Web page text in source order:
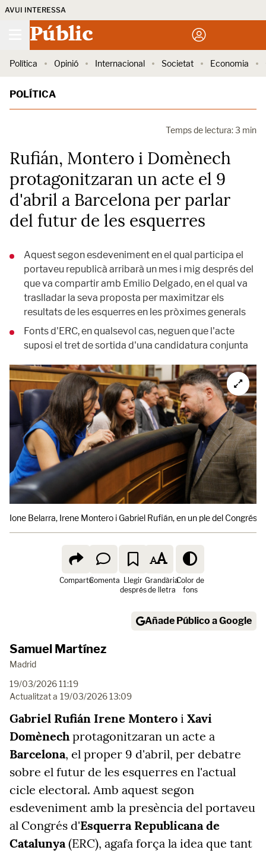
AVUI INTERESSA
Públic
Política Opinió Internacional Societat Economia
POLÍTICA
Temps de lectura: 3 min
Rufián, Montero i Domènech
protagonitzaran un acte el 9
d'abril a Barcelona per parlar
del futur de les esquerres
Aquest segon esdeveniment en el qual participa el
portaveu republicà arribarà un mes i mig després del
que va compartir amb Emilio Delgado, en el qual va
traslladar la seva proposta per maximitzar els
resultats de les esquerres en les pròximes generals
Fonts d'ERC, en qualsevol cas, neguen que l'acte
suposi el tret de sortida d'una candidatura conjunta
Ione Belarra, Irene Montero i Gabriel Rufián, en un ple del Congrés
ComparteComenta Llegir
després
Grandària
de lletra
Color de
fons
Añade Público a Google
Samuel Martínez
Madrid
19/03/2026 11:19
Actualitzat a 19/03/2026 13:09
Gabriel Rufián Irene Montero i Xavi
Domènech protagonitzaran un acte a
Barcelona, el proper 9 d'abril, per debatre
sobre el futur de les esquerres en l'actual
cicle electoral. Amb aquest segon
esdeveniment amb la presència del portaveu
al Congrés d'Esquerra Republicana de
Catalunya(ERC), agafa força la idea que tant